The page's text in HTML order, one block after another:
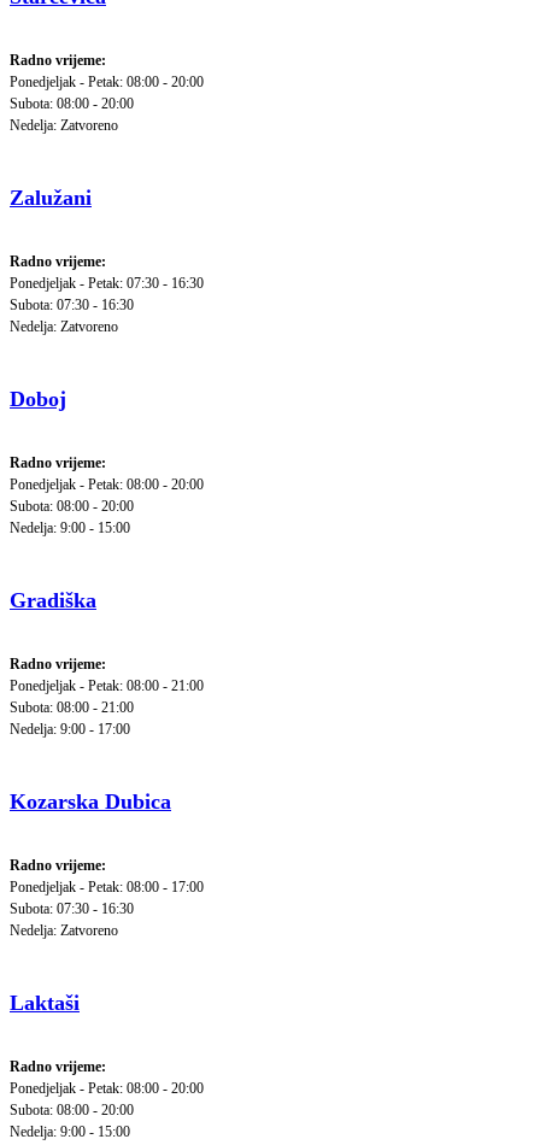
Radno vrijeme:
Ponedjeljak - Petak: 08:00 - 20:00
Subota: 08:00 - 20:00
Nedelja: Zatvoreno
Zalužani
Radno vrijeme:
Ponedjeljak - Petak: 07:30 - 16:30
Subota: 07:30 - 16:30
Nedelja: Zatvoreno
Doboj
Radno vrijeme:
Ponedjeljak - Petak: 08:00 - 20:00
Subota: 08:00 - 20:00
Nedelja: 9:00 - 15:00
Gradiška
Radno vrijeme:
Ponedjeljak - Petak: 08:00 - 21:00
Subota: 08:00 - 21:00
Nedelja: 9:00 - 17:00
Kozarska Dubica
Radno vrijeme:
Ponedjeljak - Petak: 08:00 - 17:00
Subota: 07:30 - 16:30
Nedelja: Zatvoreno
Laktaši
Radno vrijeme:
Ponedjeljak - Petak: 08:00 - 20:00
Subota: 08:00 - 20:00
Nedelja: 9:00 - 15:00